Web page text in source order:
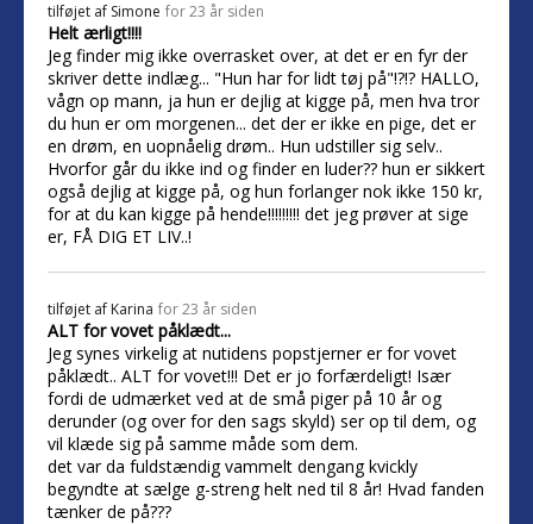
tilføjet af Simone for 23 år siden
Helt ærligt!!!!
Jeg finder mig ikke overrasket over, at det er en fyr der
skriver dette indlæg... "Hun har for lidt tøj på"!?!? HALLO,
vågn op mann, ja hun er dejlig at kigge på, men hva tror
du hun er om morgenen... det der er ikke en pige, det er
en drøm, en uopnåelig drøm.. Hun udstiller sig selv..
Hvorfor går du ikke ind og finder en luder?? hun er sikkert
også dejlig at kigge på, og hun forlanger nok ikke 150 kr,
for at du kan kigge på hende!!!!!!!!! det jeg prøver at sige
er, FÅ DIG ET LIV..!
tilføjet af Karina for 23 år siden
ALT for vovet påklædt...
Jeg synes virkelig at nutidens popstjerner er for vovet
påklædt.. ALT for vovet!!! Det er jo forfærdeligt! Især
fordi de udmærket ved at de små piger på 10 år og
derunder (og over for den sags skyld) ser op til dem, og
vil klæde sig på samme måde som dem.
det var da fuldstændig vammelt dengang kvickly
begyndte at sælge g-streng helt ned til 8 år! Hvad fanden
tænker de på???